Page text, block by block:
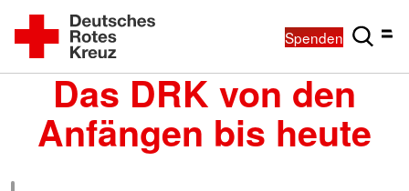
Spenden
Das DRK von den
Anfängen bis heute